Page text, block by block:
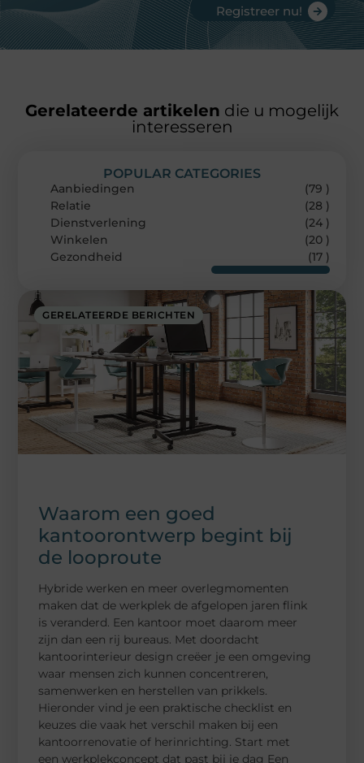
Registreer nu!
Gerelateerde artikelen die u mogelijk
interesseren
GERELATEERDE BERICHTEN
Waarom een goed
kantoorontwerp begint bij
de looproute
Hybride werken en meer overlegmomenten
maken dat de werkplek de afgelopen jaren flink
is veranderd. Een kantoor moet daarom meer
zijn dan een rij bureaus. Met doordacht
kantoorinterieur design creëer je een omgeving
waar mensen zich kunnen concentreren,
samenwerken en herstellen van prikkels.
Hieronder vind je een praktische checklist en
keuzes die vaak het verschil maken bij een
kantoorrenovatie of herinrichting. Start met
een werkplekconcept dat past bij je dag Een
POPULAR CATEGORIES
Aanbiedingen
(79 )
Relatie
(28 )
Dienstverlening
(24 )
Winkelen
(20 )
Gezondheid
(17 )